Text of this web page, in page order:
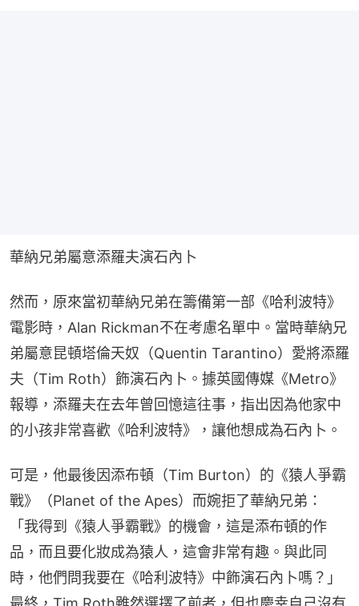
華納兄弟屬意添羅夫演石內卜
然而，原來當初華納兄弟在籌備第一部《哈利波特》
電影時，Alan Rickman不在考慮名單中。當時華納兄
弟屬意昆頓塔倫天奴（Quentin Tarantino）愛將添羅
夫（Tim Roth）飾演石內卜。據英國傳媒《Metro》
報導，添羅夫在去年曾回憶這往事，指出因為他家中
的小孩非常喜歡《哈利波特》，讓他想成為石內卜。
可是，他最後因添布頓（Tim Burton）的《猿人爭霸
戰》（Planet of the Apes）而婉拒了華納兄弟：
「我得到《猿人爭霸戰》的機會，這是添布頓的作
品，而且要化妝成為猿人，這會非常有趣。與此同
時，他們問我要在《哈利波特》中飾演石內卜嗎？」